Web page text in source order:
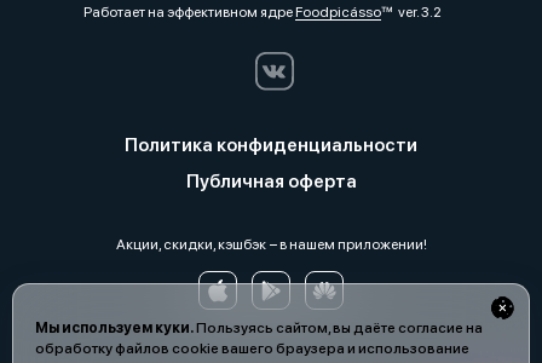
Мы используем куки.Пользуясь сайтом, вы даёте согласие на
обработку файлов cookie вашего браузера и использование
Работает на эффективном ядреFoodpicássover. 3.2
Политика конфиденциальности
Публичная оферта
Акции, скидки, кэшбэк − в нашем приложении!